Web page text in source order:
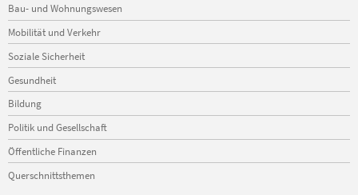
Bau- und Wohnungswesen
Mobilität und Verkehr
Soziale Sicherheit
Gesundheit
Bildung
Politik und Gesellschaft
Öffentliche Finanzen
Querschnittsthemen